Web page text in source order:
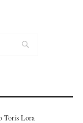
Torís Lora